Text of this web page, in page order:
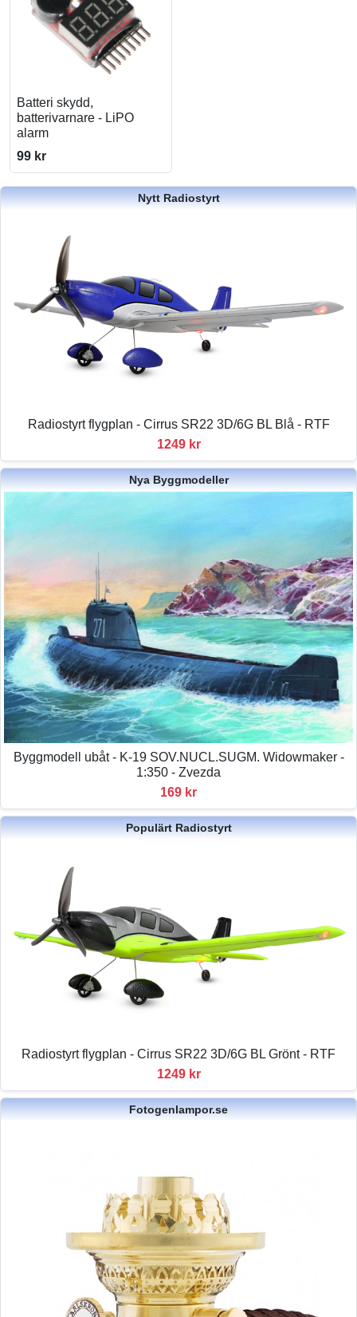
Batteri skydd,
batterivarnare - LiPO
alarm
99 kr
Nytt Radiostyrt
Radiostyrt flygplan - Cirrus SR22 3D/6G BL Blå - RTF
1249 kr
Nya Byggmodeller
Byggmodell ubåt - K-19 SOV.NUCL.SUGM. Widowmaker -
1:350 - Zvezda
169 kr
Populärt Radiostyrt
Radiostyrt flygplan - Cirrus SR22 3D/6G BL Grönt - RTF
1249 kr
Fotogenlampor.se